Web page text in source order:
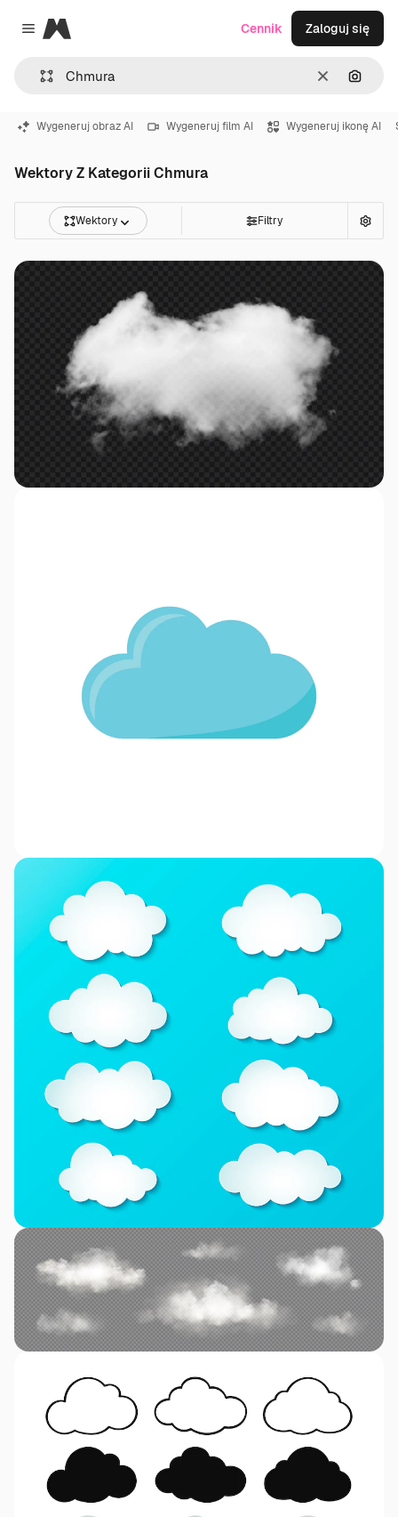
Close menu
Magnific
WyczyśćSzukaj
Cennik Zaloguj się
Wygeneruj obraz AI Wygeneruj film AI Wygeneruj ikonę AI
Wektory Z Kategorii Chmura
Wektory Filtry